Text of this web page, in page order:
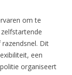
om te
Dit
een
organiseert